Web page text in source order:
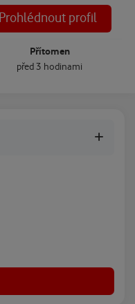
Přítomen
před 3 hodinami
Prohlédnout profil